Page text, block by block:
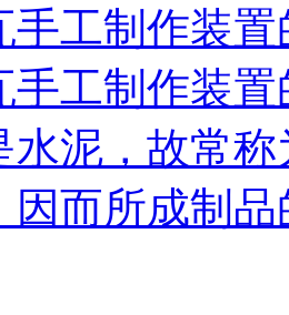
手工制作装
手工制作装
水泥，故常
因而所成制